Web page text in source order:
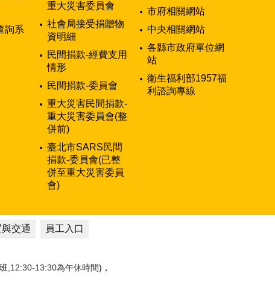
詢系
重大災害委員會
社會局接受捐贈物
資明細
民間捐款-經費支用
情形
民間捐款-委員會
重大災害民間捐款-
重大災害委員會(整
併前)
臺北市SARS民間
捐款-委員會(已整
併至重大災害委員
會)
市府相關網站
中央相關網站
各縣市政府單位網
站
衛生福利部1957福
利諮詢專線
交通 員工入口
,12:30-13:30為午休時間)，